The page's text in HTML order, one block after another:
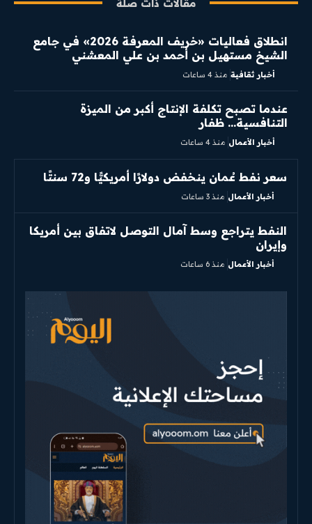
مقالات ذات صلة
انطلاق فعاليات «خريف المعرفة 2026» في جامع
الشيخ مستهيل بن أحمد بن علي المعشني
أخبار ثقافية منذ 4 ساعات
عندما تصبح تكلفة الإنتاج أكبر من الميزة
التنافسية… ظفار
أخبار الأعمال منذ 4 ساعات
سعر نفط عُمان ينخفض دولارًا أمريكيًّا و72 سنتًا
أخبار الأعمال منذ 3 ساعات
النفط يتراجع وسط آمال التوصل لاتفاق بين أمريكا
وإيران
أخبار الأعمال منذ 6 ساعات